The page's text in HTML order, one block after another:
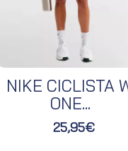
NIKE CICLISTA
ONE...
25,95€